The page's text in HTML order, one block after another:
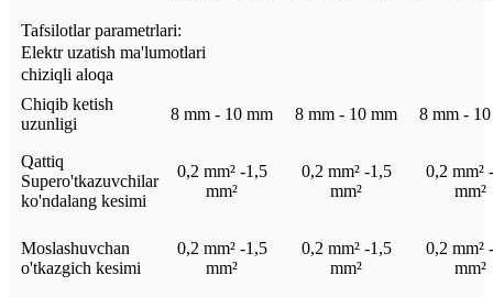
Tafsilotlar parametrlari:
Elektr uzatish ma'lumotlari
chiziqli aloqa
Chiqib ketish
uzunligi
8 mm - 10 mm 8 mm - 10 mm 8 mm -
Qattiq
Supero'tkazuvchilar
ko'ndalang kesimi
0,2 mm² -1,5
mm²
0,2 mm² -1,5
mm²
0,2 mm²
mm²
Moslashuvchan
o'tkazgich kesimi
0,2 mm² -1,5
mm²
0,2 mm² -1,5
mm²
0,2 mm²
mm²